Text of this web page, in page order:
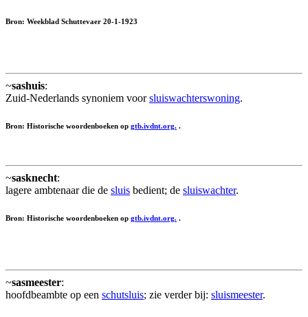
Bron: Weekblad Schuttevaer 20-1-1923
~sashuis:
Zuid-Nederlands synoniem voorsluiswachterswoning.
Bron: Historische woordenboeken op gtb.ivdnt.org. .
~sasknecht:
lagere ambtenaar die de sluis bedient; de sluiswachter.
Bron: Historische woordenboeken op gtb.ivdnt.org. .
~sasmeester:
hoofdbeambte op een schutsluis; zie verder bij: sluismeester.